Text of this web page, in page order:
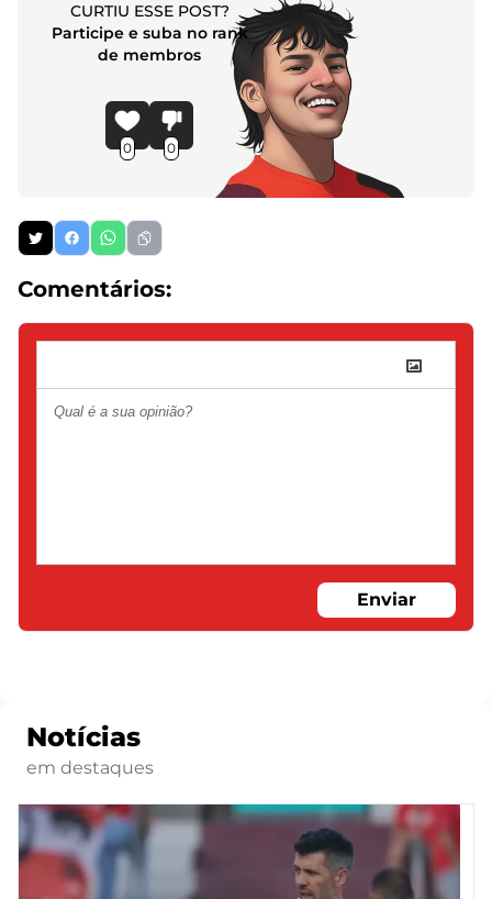
CURTIU ESSE POST?
Participe e suba no rank
de membros
0 0
Comentários:
Enviar
Notícias
em destaques